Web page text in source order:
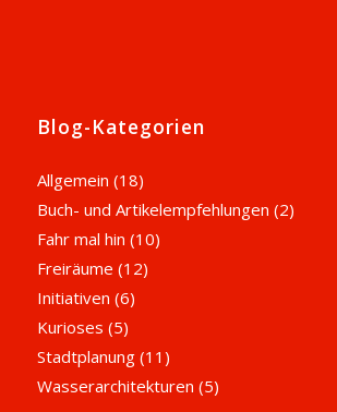
Blog-Kategorien
Allgemein (18)
Buch- und Artikelempfehlungen (2)
Fahr mal hin (10)
Freiräume (12)
Initiativen (6)
Kurioses (5)
Stadtplanung(11)
Wasserarchitekturen (5)